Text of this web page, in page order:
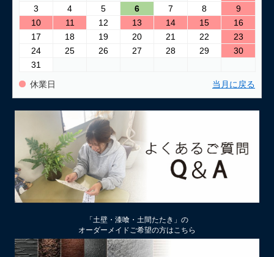
3
4 5 6 7 8
9
10
11 12 13 14 15
16
17
18 19 20 21 22
23
24
25 26 27 28 29
30
31
休業日 当月に戻る
「土壁・漆喰・土間たたき」の
オーダーメイドご希望の方はこちら